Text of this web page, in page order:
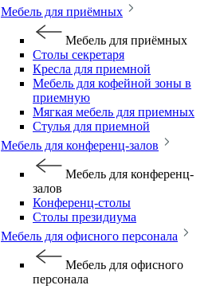
Мебель для приёмных
Мебель для приёмных
Столы секретаря
Кресла для приемной
Мебель для кофейной зоны в
приемную
Мягкая мебель для приемных
Стулья для приемной
Мебель для конференц-залов
Мебель для конференц-
залов
Конференц-столы
Столы президиума
Мебель для офисного персонала
Мебель для офисного
персонала